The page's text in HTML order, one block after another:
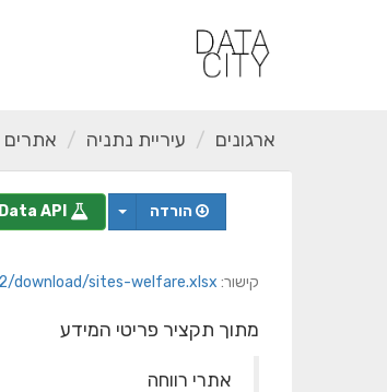
ארגונים עיריית נתניה אתרים
הורדה
קישור: download/sites-welfare.xlsx
מתוך תקציר פריטי המידע
אתרי רווחה